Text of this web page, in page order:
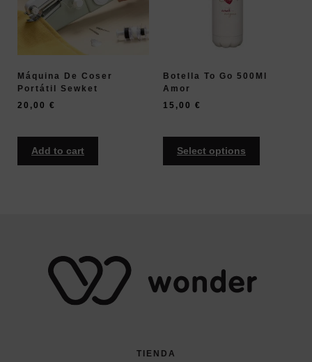
Máquina De Coser
Portátil Sewket
20,00 €
Add to cart
Botella To Go 500Ml
Amor
15,00 €
Select options
TIENDA